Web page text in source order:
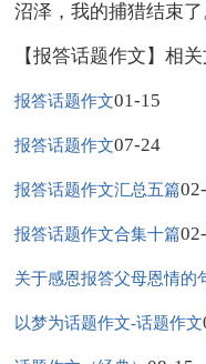
沼泽，我的捕猎结束了
【报答话题作文】相关
报答话题作文01-15
报答话题作文07-24
报答话题作文汇总五篇
报答话题作文合集十篇
关于感恩报答父母恩情的
以梦为话题作文-话题作文